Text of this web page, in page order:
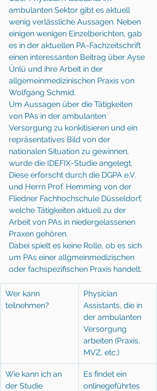
ambulanten Sektor gibt es aktuell
wenig verlässliche Aussagen. Neben
einigen wenigen Einzelberichten, gab
es in der aktuellen PA-Fachzeitschrift
einen interessanten Beitrag über Ayse
Ünlü und ihre Arbeit in der
allgemeinmedizinischen Praxis von
Wolfgang Schmid.
Um Aussagen über die Tätigkeiten
von PAs in der ambulanten
Versorgung zu konkitisieren und ein
repräsentatives Bild von der
nationalen Situation zu gewinnen,
wurde die IDEFIX-Studie angelegt.
Diese erforscht durch die DGPA e.V.
und Herrn Prof. Hemming von der
Fliedner Fachhochschule Düsseldorf,
welche Tätigkeiten aktuell zu der
Arbeit von PAs in niedergelassenen
Praxen gehören.
Dabei spielt es keine Rolle, ob es sich
um PAs einer allgmeinmedizischen
oder fachspezifischen Praxis handelt.
Wer kann
teilnehmen?
​Physician
Assistants, die in
der ambulanten
Versorgung
arbeiten (Praxis,
MVZ, etc.)
​Wie kann ich an
der Studie
Es findet ein
onlinegeführtes